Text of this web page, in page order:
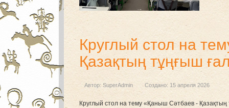
Круглый стол на
Қазақтың тұңғыш
Автор: SuperAdmin Создано: 15 апреля 2026
Круглый стол на тему «Қаныш Сәтбаев -